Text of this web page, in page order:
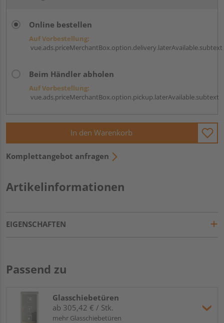
Online bestellen
Auf Vorbestellung:
vue.ads.priceMerchantBox.option.delivery.laterAvailable.subtext
Beim Händler abholen
Auf Vorbestellung:
vue.ads.priceMerchantBox.option.pickup.laterAvailable.subtext
In den Warenkorb
Komplettangebot anfragen
Artikelinformationen
EIGENSCHAFTEN
Passend zu
Glasschiebetüren
ab 305,42 € / Stk.
mehr Glasschiebetüren